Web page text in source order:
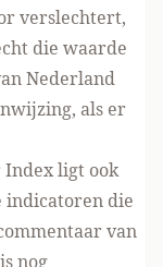
verslechtert,
die waarde
Nederland
als er
Index ligt ook
indicatoren die
van
nog